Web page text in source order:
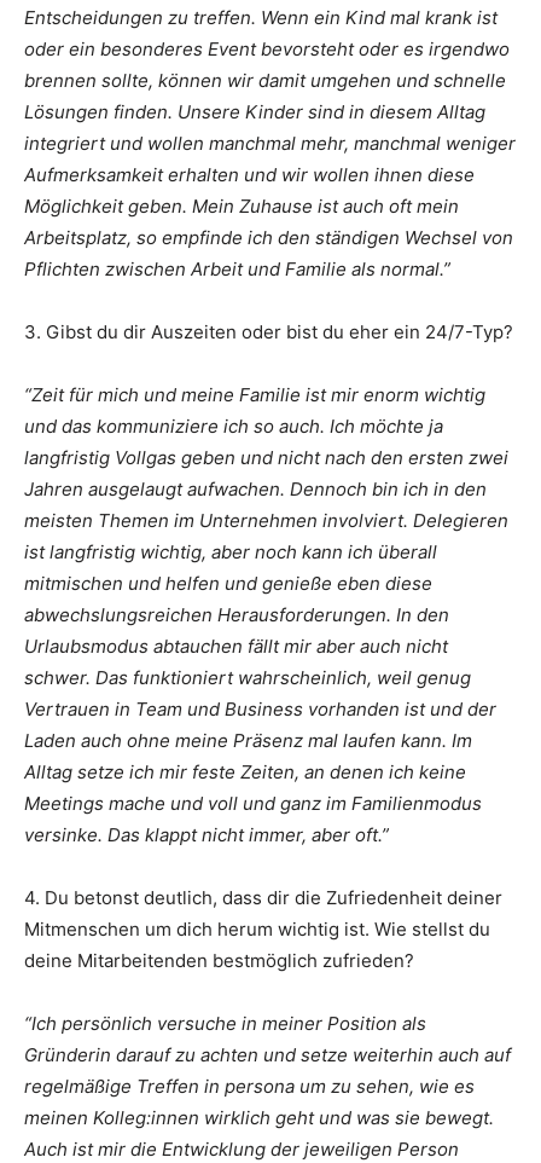
Entscheidungen zu treffen. Wenn ein Kind mal krank ist
oder ein besonderes Event bevorsteht oder es irgendwo
brennen sollte, können wir damit umgehen und schnelle
Lösungen finden. Unsere Kinder sind in diesem Alltag
integriert und wollen manchmal mehr, manchmal weniger
Aufmerksamkeit erhalten und wir wollen ihnen diese
Möglichkeit geben. Mein Zuhause ist auch oft mein
Arbeitsplatz, so empfinde ich den ständigen Wechsel von
Pflichten zwischen Arbeit und Familie als normal.”
3. Gibst du dir Auszeiten oder bist du eher ein 24/7-Typ?
“Zeit für mich und meine Familie ist mir enorm wichtig
und das kommuniziere ich so auch. Ich möchte ja
langfristig Vollgas geben und nicht nach den ersten zwei
Jahren ausgelaugt aufwachen. Dennoch bin ich in den
meisten Themen im Unternehmen involviert. Delegieren
ist langfristig wichtig, aber noch kann ich überall
mitmischen und helfen und genieße eben diese
abwechslungsreichen Herausforderungen. In den
Urlaubsmodus abtauchen fällt mir aber auch nicht
schwer. Das funktioniert wahrscheinlich, weil genug
Vertrauen in Team und Business vorhanden ist und der
Laden auch ohne meine Präsenz mal laufen kann. Im
Alltag setze ich mir feste Zeiten, an denen ich keine
Meetings mache und voll und ganz im Familienmodus
versinke. Das klappt nicht immer, aber oft.”
4. Du betonst deutlich, dass dir die Zufriedenheit deiner
Mitmenschen um dich herum wichtig ist. Wie stellst du
deine Mitarbeitenden bestmöglich zufrieden?
“Ich persönlich versuche in meiner Position als
Gründerin darauf zu achten und setze weiterhin auch auf
regelmäßige Treffen in persona um zu sehen, wie es
meinen Kolleg:innen wirklich geht und was sie bewegt.
Auch ist mir die Entwicklung der jeweiligen Person